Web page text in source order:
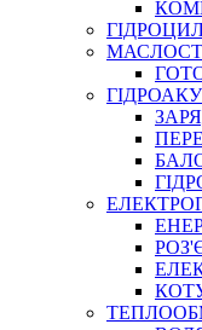
СПЕЦІАЛЬНІ
ГЕРМЕТИКИ
КЛЕЇ,
РЕМОНТ